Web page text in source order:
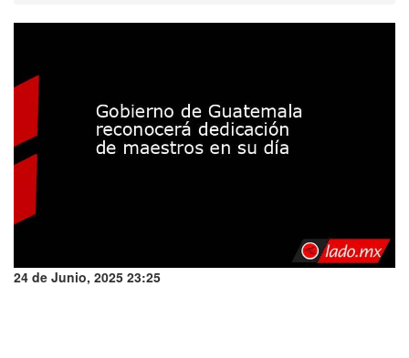
24 de Junio, 2025 23:25